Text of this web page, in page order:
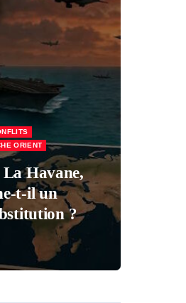
ORIENT
La Havane,
t-il un
?